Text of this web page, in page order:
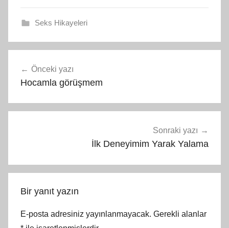
Seks Hikayeleri
gezinmesi
Önceki yazı
Hocamla görüşmem
Sonraki yazı
İlk Deneyimim Yarak Yalama
Bir yanıt yazın
E-posta adresiniz yayınlanmayacak. Gerekli alanlar